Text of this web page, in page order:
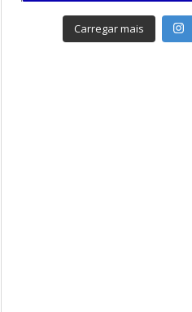
Carregar mais